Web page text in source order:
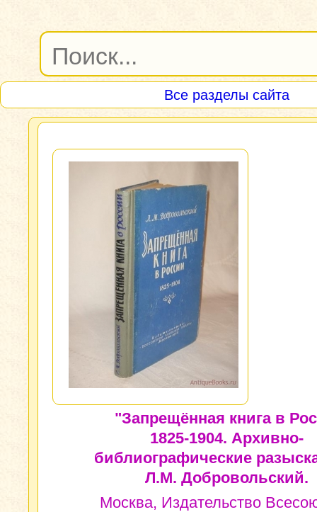
Все разделы сайта
"Запрещённая книга в
1825-1904. Архивно-
библиографические
Л.М. Добровольский.
Москва, Издательство